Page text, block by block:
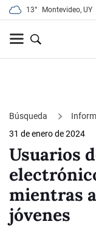
13° Montevideo, UY
Búsqueda
31 de enero de 2024
Usuarios
mientras
jóvenes